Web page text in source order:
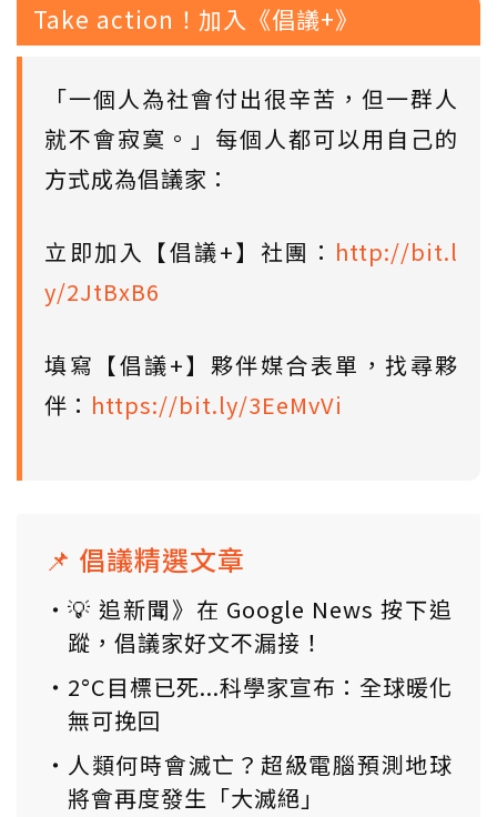
Take action！加入《倡議+》
「一個人為社會付出很辛苦，但一群人
就不會寂寞。」每個人都可以用自己的
方式成為倡議家：
立即加入【倡議+】社團： http://bit.l
y/2JtBxB6
填寫【倡議+】夥伴媒合表單，找尋夥
伴： https://bit.ly/3EeMvVi
📌 倡議精選文章
💡 追新聞》在 Google News 按下追
蹤，倡議家好文不漏接！
2°C目標已死...科學家宣布：全球暖化
無可挽回
人類何時會滅亡？超級電腦預測地球
將會再度發生「大滅絕」